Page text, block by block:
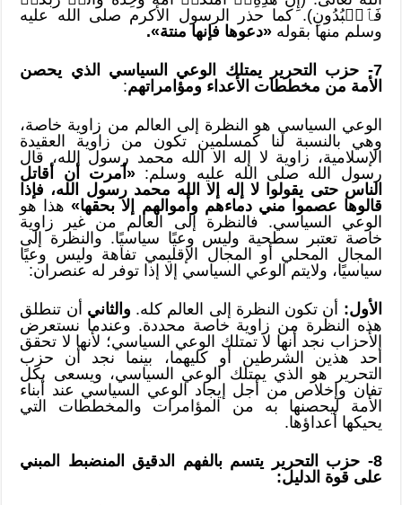
فَٱعۡبُدُونِ). كما حذر الرسول الأكرم صلى الله عليه
وسلم منها بقوله«دعوها فإنها منتة».
7- حزب التحرير يمتلك الوعي السياسي الذي يحصن
الأمة من مخططات الأعداء ومؤامراتهم:
الوعي السياسي هو النظرة إلى العالم من زاوية خاصة،
وهي بالنسبة لنا كمسلمين تكون من زاوية العقيدة
الإسلامية، زاوية لا إله الا الله محمد رسول الله، قال
رسول الله صلى الله عليه وسلم:«أمرت أن أقاتل
الناس حتى يقولوا لا إله إلا الله محمد رسول الله، فإذا
قالوها عصموا مني دماءهم وأموالهم إلا بحقها»هذا هو
الوعي السياسي. فالنظرة إلى العالم من غير زاوية
خاصة تعتبر سطحية وليس وعيًا سياسيًا. والنظرة إلى
المجال المحلي أو المجال الإقليمي تفاهة وليس وعيًا
سياسيًا، ولايتم الوعي السياسي إلا إذا توفر له عنصران:
الأول: أن تكون النظرة إلى العالم كله. والثاني أن تنطلق
هذه النظرة من زاوية خاصة محددة. وعندما نستعرض
الأحزاب نجد أنها لا تمتلك الوعي السياسي؛ لأنها لا تحقق
أحد هذين الشرطين أو كليهما، بينما نجد أن حزب
التحرير هو الذي يمتلك الوعي السياسي، ويسعى بكل
تفان وإخلاص من أجل إيجاد الوعي السياسي عند أبناء
الأمة ليحصنها به من المؤامرات والمخططات التي
يحيكها أعداؤها.
8- حزب التحرير يتسم بالفهم الدقيق المنضبط المبني
على قوة الدليل: